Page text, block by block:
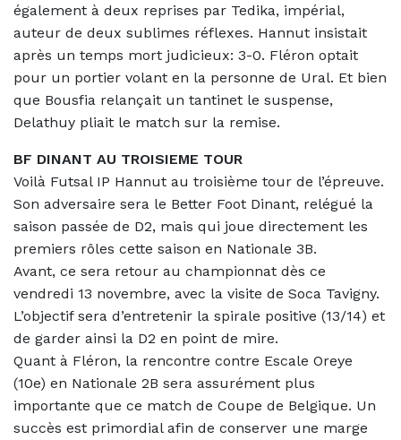
également à deux reprises par Tedika, impérial,
auteur de deux sublimes réflexes. Hannut insistait
après un temps mort judicieux: 3-0. Fléron optait
pour un portier volant en la personne de Ural. Et bien
que Bousfia relançait un tantinet le suspense,
Delathuy pliait le match sur la remise.
BF DINANT AU TROISIEME TOUR
Voilà Futsal IP Hannut au troisième tour de l’épreuve.
Son adversaire sera le Better Foot Dinant, relégué la
saison passée de D2, mais qui joue directement les
premiers rôles cette saison en Nationale 3B.
Avant, ce sera retour au championnat dès ce
vendredi 13 novembre, avec la visite de Soca Tavigny.
L’objectif sera d’entretenir la spirale positive (13/14) et
de garder ainsi la D2 en point de mire.
Quant à Fléron, la rencontre contre Escale Oreye
(10e) en Nationale 2B sera assurément plus
importante que ce match de Coupe de Belgique. Un
succès est primordial afin de conserver une marge